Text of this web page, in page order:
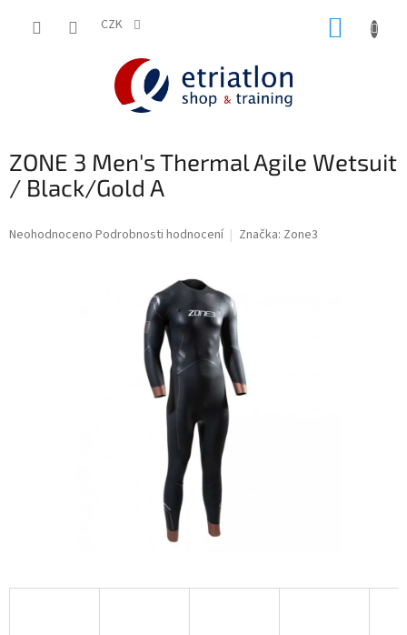
CZK
ZONE 3 Men's Thermal Agile Wetsuit
/ Black/Gold A
Průměrné
Neohodnoceno Podrobnosti hodnocení Značka: Zone3
shop.etriatlon.cz - Chat